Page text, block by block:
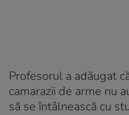
Profesorul a adăugat
camarazii de arme nu
să se întâlnească cu